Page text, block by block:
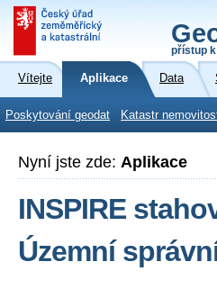
přístup
Vítejte Aplikace Data
Poskytování geodat Katastr
Nyní jste zde: Aplikace
INSPIRE
Územní